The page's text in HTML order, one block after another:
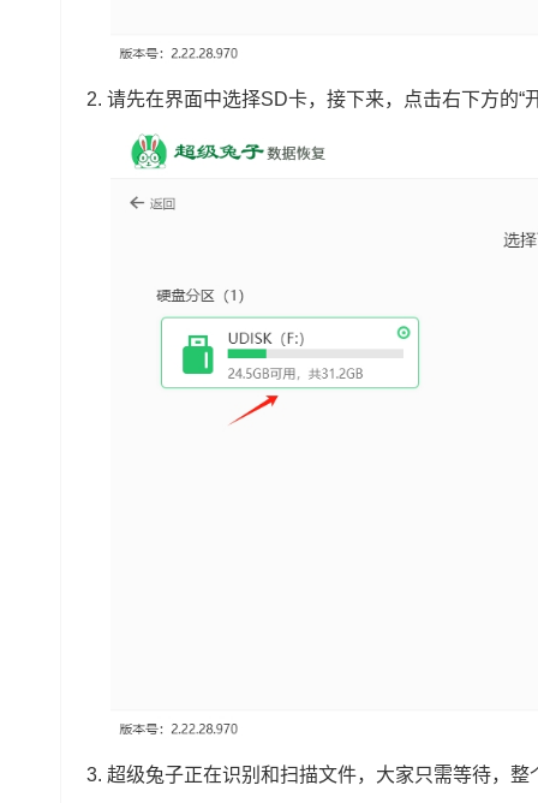
2. 请先在界面中选择SD卡，接下来，点击右下方的“
3. 超级兔子正在识别和扫描文件，大家只需等待，